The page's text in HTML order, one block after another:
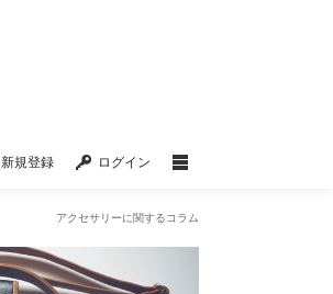
新規登録 ログイン
アクセサリーに関するコラム